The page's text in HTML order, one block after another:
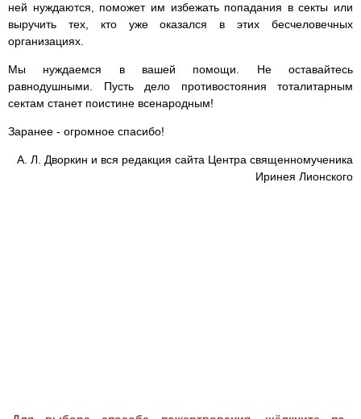
ней нуждаются, поможет им избежать попадания в секты или
выручить тех, кто уже оказался в этих бесчеловечных
организациях.
Мы нуждаемся в вашей помощи. Не оставайтесь
равнодушными. Пусть дело противостояния тоталитарным
сектам станет поистине всенародным!
Заранее - огромное спасибо!
А. Л. Дворкин и вся редакция сайта Центра священномученика
Иринея Лионского